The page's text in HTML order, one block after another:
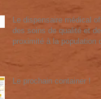
Le dispensaire médical
des soins de qualité et de
proximité à la population
fondation John Cockerill
Le prochain container !